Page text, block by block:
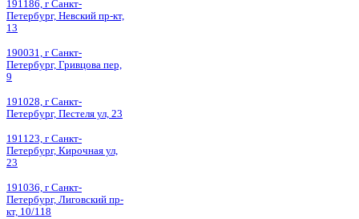
191186, г Санкт-
Петербург, Невский пр-кт,
13
190031, г Санкт-
Петербург, Гривцова пер,
9
191028, г Санкт-
Петербург, Пестеля ул, 23
191123, г Санкт-
Петербург, Кирочная ул,
23
191036, г Санкт-
Петербург, Лиговский пр-
кт, 10/118